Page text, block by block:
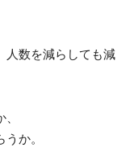
人数を減らしても減
か。